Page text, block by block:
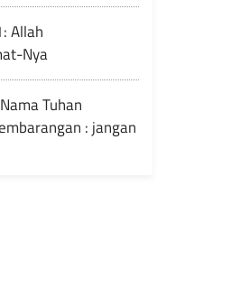
Allah
Nya
Tuhan
: jangan